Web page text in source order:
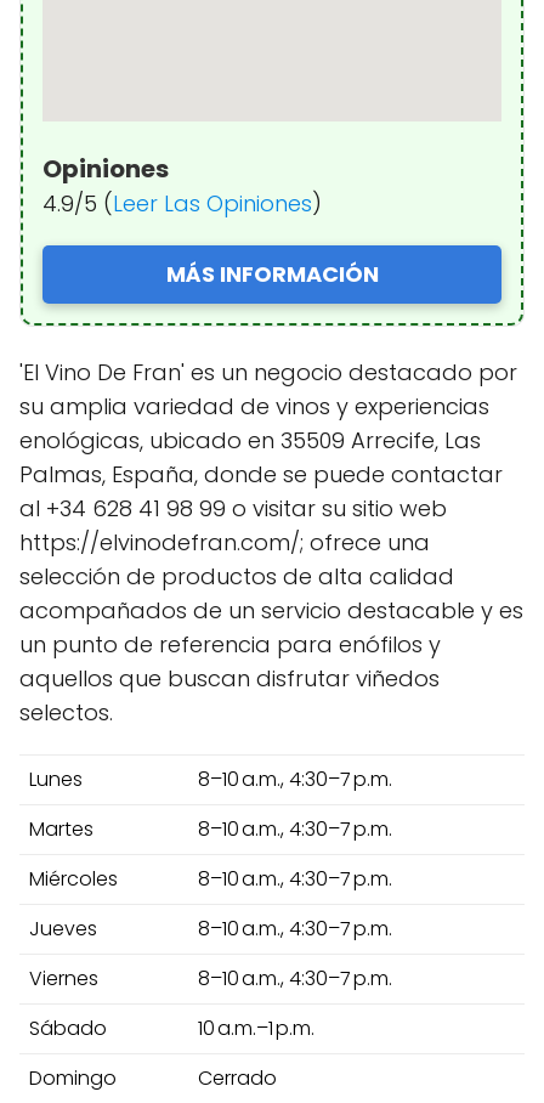
Opiniones
4.9/5 (Leer Las Opiniones)
MÁS INFORMACIÓN
'El Vino De Fran' es un negocio destacado por
su amplia variedad de vinos y experiencias
enológicas, ubicado en 35509 Arrecife, Las
Palmas, España, donde se puede contactar
al +34 628 41 98 99 o visitar su sitio web
https://elvinodefran.com/; ofrece una
selección de productos de alta calidad
acompañados de un servicio destacable y es
un punto de referencia para enófilos y
aquellos que buscan disfrutar viñedos
selectos.
Lunes
8–10 a.m., 4:30–7 p.m.
Martes
8–10 a.m., 4:30–7 p.m.
Miércoles
8–10 a.m., 4:30–7 p.m.
Jueves
8–10 a.m., 4:30–7 p.m.
Viernes
8–10 a.m., 4:30–7 p.m.
Sábado
10 a.m.–1 p.m.
Domingo
Cerrado